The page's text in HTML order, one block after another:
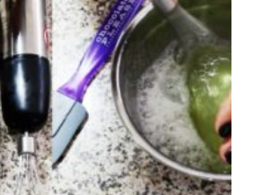
NUEVOS
PRODUCTOS
PARA
EL
CABELLO